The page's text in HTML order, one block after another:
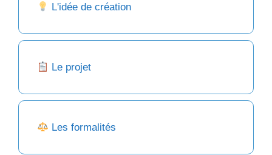
L'idée de création
Le projet
Les formalités